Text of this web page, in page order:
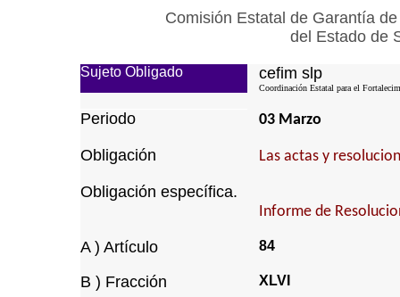
Comisión Estatal de Garantía
del Estado de
Sujeto Obligado cefim slp
Coordinación Estatal para el
Periodo 03 Marzo
Obligación Las actas y
Obligación específica.
Informe de
A ) Artículo 84
B ) Fracción XLVI